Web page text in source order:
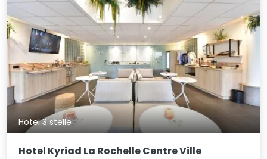
Hotel 3 stelle
Hotel Kyriad La Rochelle Centre Ville